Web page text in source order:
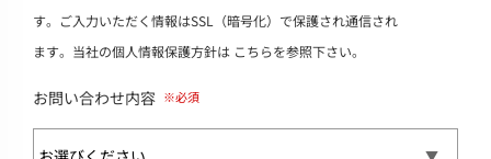
す。ご入力いただく情報はSSL（暗号化）で保護され通信され
ます。当社の個人情報保護方針は こちらを参照下さい。
お問い合わせ内容